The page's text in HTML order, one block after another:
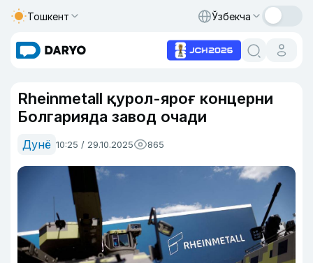
Тошкент Ўзбекча
Rheinmetall қурол-яроғ концерни
Болгарияда завод очади
Дунё 10:25 / 29.10.2025 865